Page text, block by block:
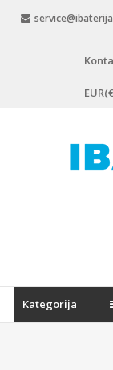
Kategorija